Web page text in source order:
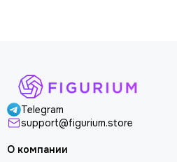
Telegram
support@figurium.store
О компании